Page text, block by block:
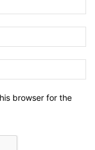
browser for the